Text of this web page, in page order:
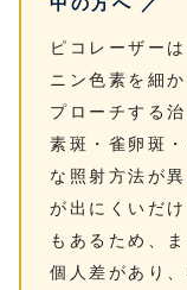
ピコレーザー
ニン色素を細
プローチする
素斑・雀卵斑
な照射方法が
が出にくいだ
もあるため、
個人差があり